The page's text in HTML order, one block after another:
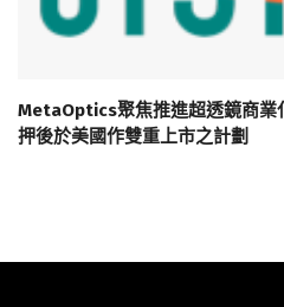
MetaOptics聚焦推進超透鏡商業
押後於美國作雙重上市之計劃